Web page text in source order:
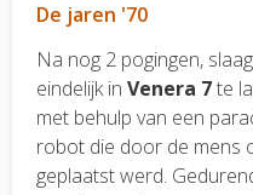
De jaren '70
Na nog 2 pogingen,
eindelijk in Venera 7te
met behulp van een
robot die door de mens
geplaatst werd.